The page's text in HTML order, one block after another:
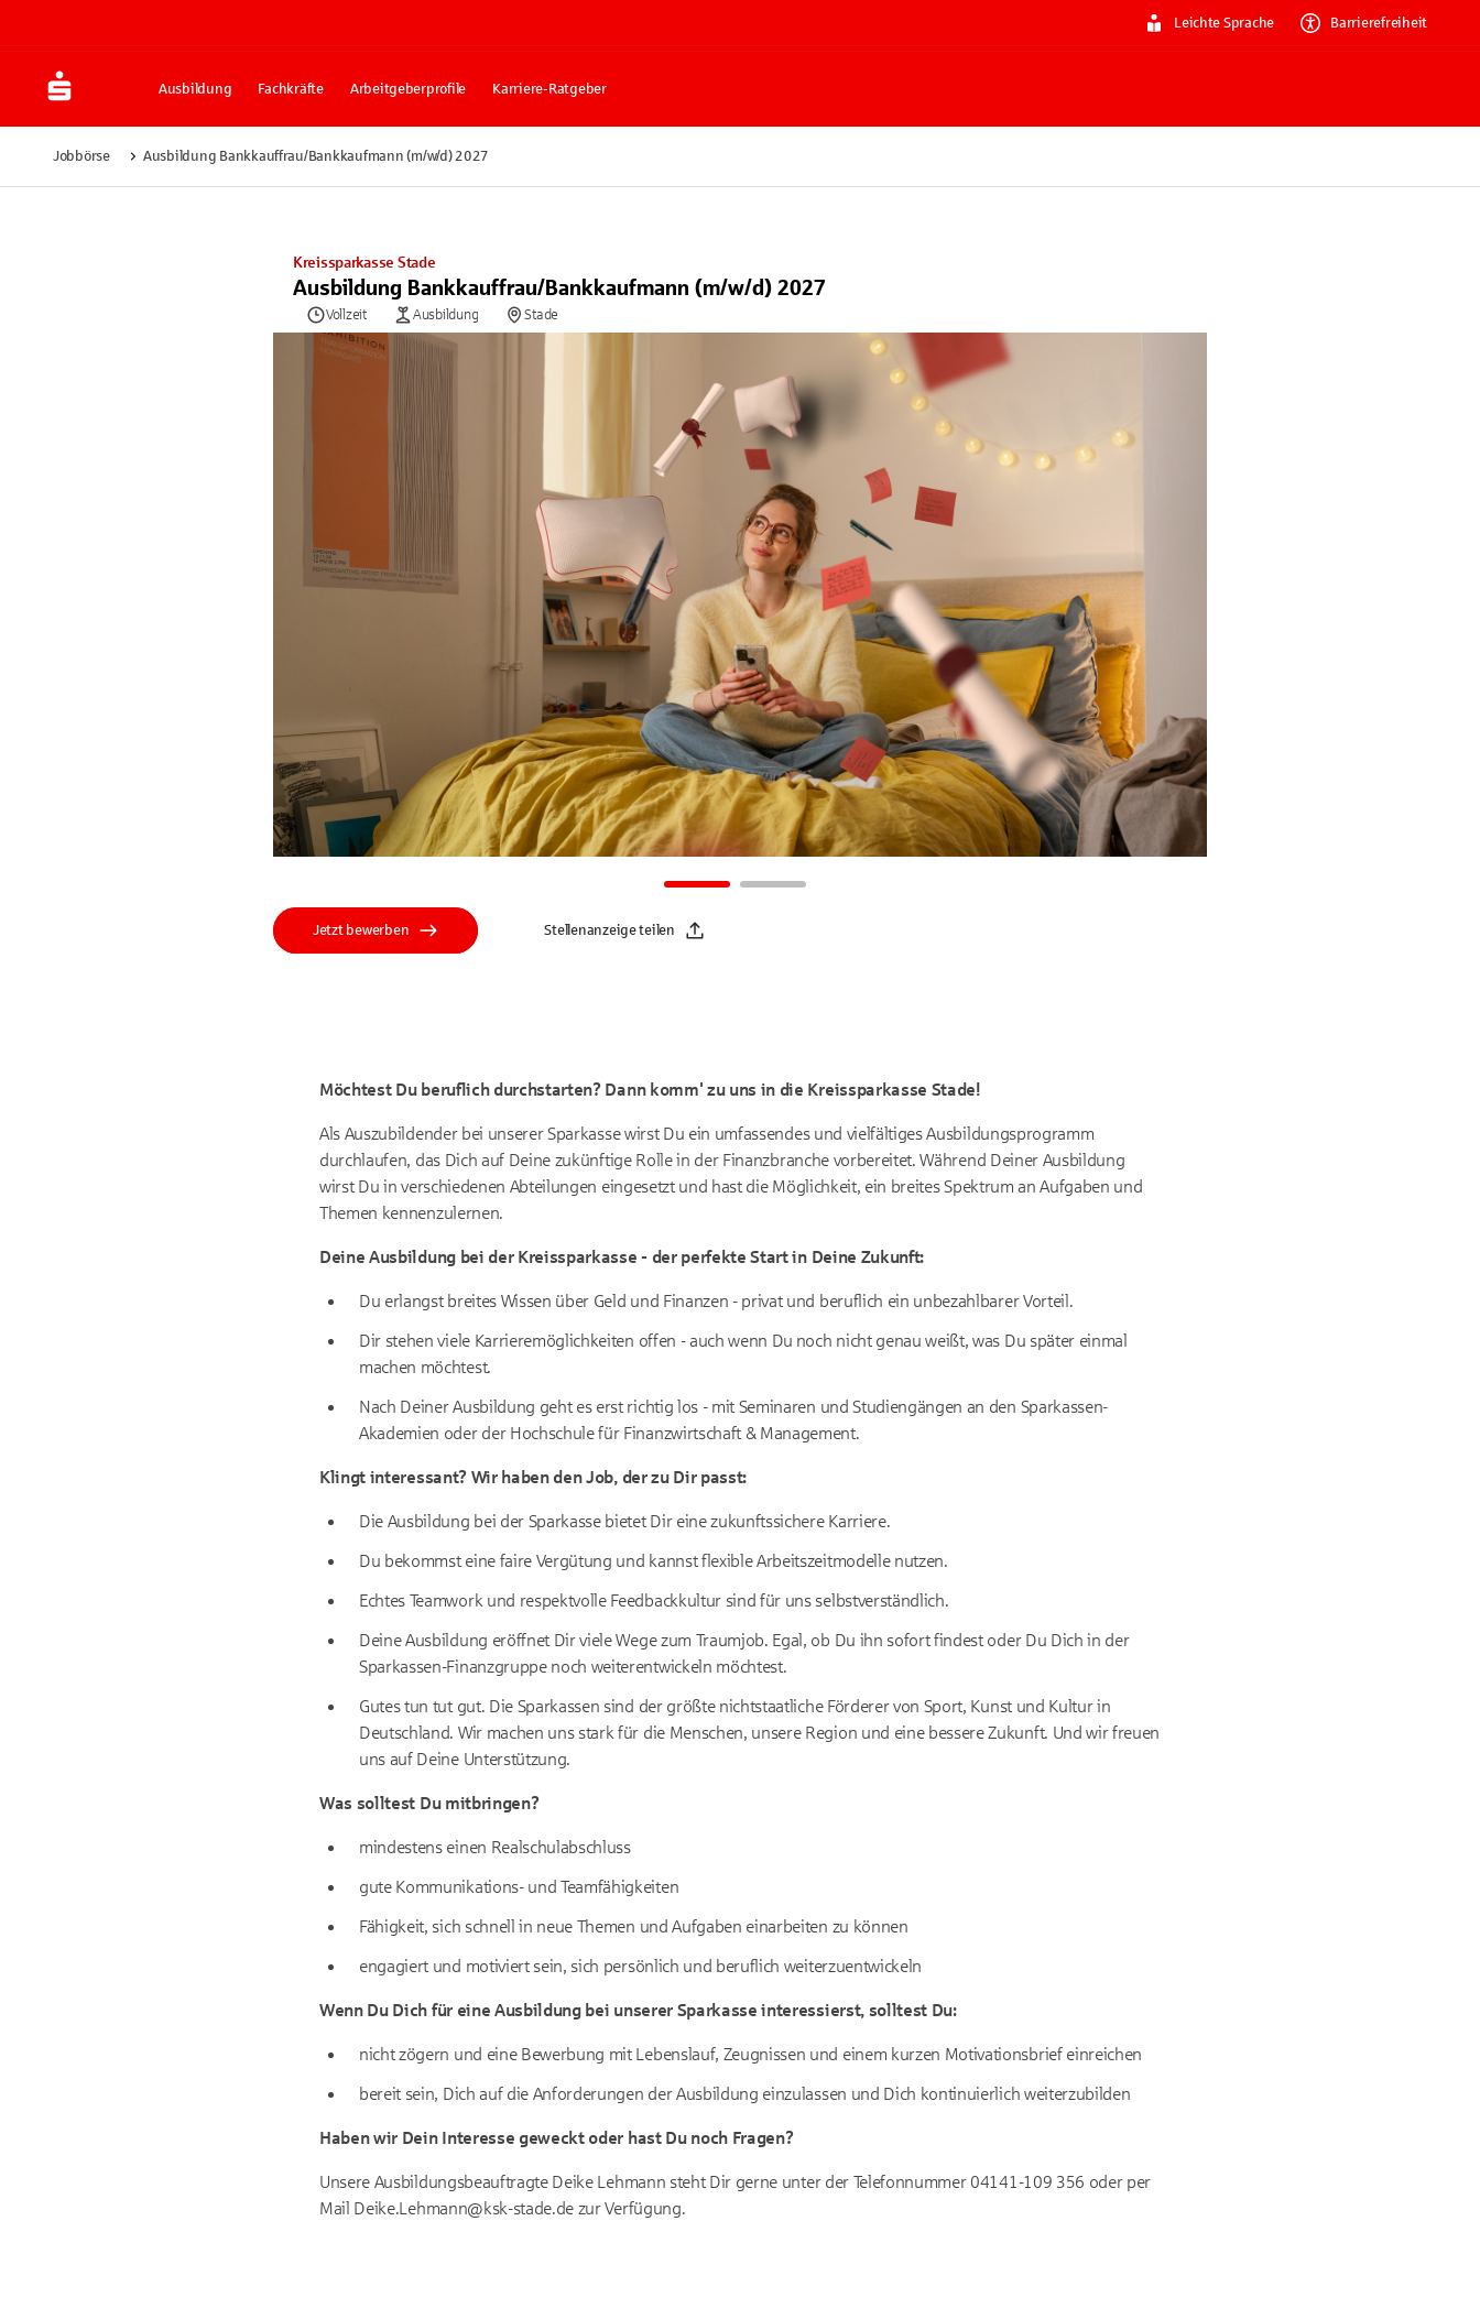
Leichte Sprache Barrierefreiheit
Ausbildung Fachkräfte Arbeitgeberprofile Karriere-Ratgeber
Jobbörse Ausbildung Bankkauffrau/Bankkaufmann (m/w/d) 2027
Kreissparkasse Stade
Ausbildung Bankkauffrau/Bankkaufmann (m/w/d) 2027
Vollzeit Ausbildung Stade
Jetzt bewerben Stellenanzeige teilen
Möchtest Du beruflich durchstarten? Dann komm' zu uns in die Kreissparkasse Stade!
Als Auszubildender bei unserer Sparkasse wirst Du ein umfassendes und vielfältiges Ausbildungsprogramm
durchlaufen, das Dich auf Deine zukünftige Rolle in der Finanzbranche vorbereitet. Während Deiner Ausbildung
wirst Du in verschiedenen Abteilungen eingesetzt und hast die Möglichkeit, ein breites Spektrum an Aufgaben und
Themen kennenzulernen.
Deine Ausbildung bei der Kreissparkasse - der perfekte Start in Deine Zukunft:
Du erlangst breites Wissen über Geld und Finanzen - privat und beruflich ein unbezahlbarer Vorteil.
Dir stehen viele Karrieremöglichkeiten offen - auch wenn Du noch nicht genau weißt, was Du später einmal
machen möchtest.
Nach Deiner Ausbildung geht es erst richtig los - mit Seminaren und Studiengängen an den Sparkassen-
Akademien oder der Hochschule für Finanzwirtschaft & Management.
Klingt interessant? Wir haben den Job, der zu Dir passt:
Die Ausbildung bei der Sparkasse bietet Dir eine zukunftssichere Karriere.
Du bekommst eine faire Vergütung und kannst flexible Arbeitszeitmodelle nutzen.
Echtes Teamwork und respektvolle Feedbackkultur sind für uns selbstverständlich.
Deine Ausbildung eröffnet Dir viele Wege zum Traumjob. Egal, ob Du ihn sofort findest oder Du Dich in der
Sparkassen-Finanzgruppe noch weiterentwickeln möchtest.
Gutes tun tut gut. Die Sparkassen sind der größte nichtstaatliche Förderer von Sport, Kunst und Kultur in
Deutschland. Wir machen uns stark für die Menschen, unsere Region und eine bessere Zukunft. Und wir freuen
uns auf Deine Unterstützung.
Was solltest Du mitbringen?
mindestens einen Realschulabschluss
gute Kommunikations- und Teamfähigkeiten
Fähigkeit, sich schnell in neue Themen und Aufgaben einarbeiten zu können
engagiert und motiviert sein, sich persönlich und beruflich weiterzuentwickeln
Wenn Du Dich für eine Ausbildung bei unserer Sparkasse interessierst, solltest Du:
nicht zögern und eine Bewerbung mit Lebenslauf, Zeugnissen und einem kurzen Motivationsbrief einreichen
bereit sein, Dich auf die Anforderungen der Ausbildung einzulassen und Dich kontinuierlich weiterzubilden
Haben wir Dein Interesse geweckt oder hast Du noch Fragen?
Unsere Ausbildungsbeauftragte Deike Lehmann steht Dir gerne unter der Telefonnummer 04141-109 356 oder per
Mail Deike.Lehmann@ksk-stade.de zur Verfügung.